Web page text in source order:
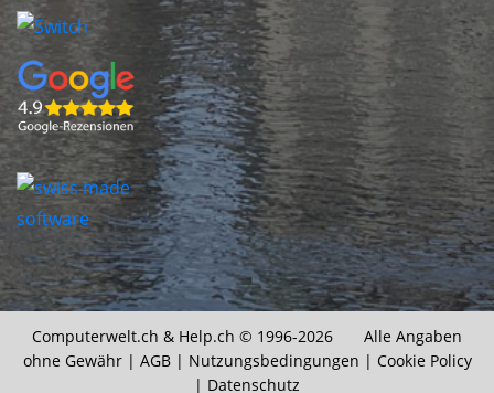
Computerwelt.ch & Help.ch © 1996-2026 Alle Angaben
ohne Gewähr | AGB| Nutzungsbedingungen | Cookie Policy
| Datenschutz